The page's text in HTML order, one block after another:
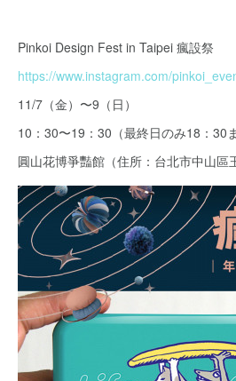
Pinkoi Design Fest in Taipei 瘋設祭
https://www.instagram.com/
11/7（金）〜9（日）
10：30〜19：30（最終日のみ18：30ま
圓山花博爭豔館（住所：台北市中山區